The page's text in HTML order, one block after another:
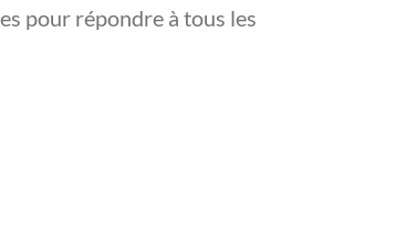
pour répondre à tous les